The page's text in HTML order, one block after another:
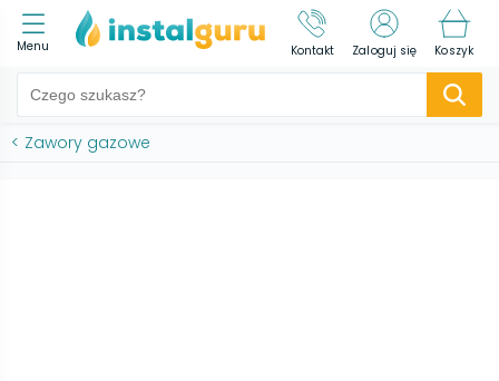
Menu Kontakt Zaloguj się Koszyk
< Zawory gazowe